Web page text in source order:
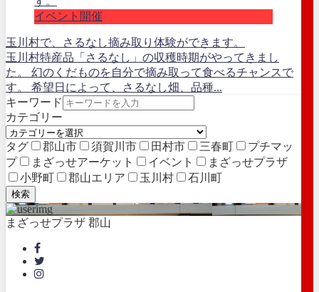
イベント開催
玉川村で、さるなし摘み取り体験ができます。
玉川村特産品「さるなし」の収穫時期がやってきまし
た。 幻のくだものを自分で摘み取って食べるチャンスで
す。 希望日によって、さるなし畑、品種...
キーワード
カテゴリー
タグ 郡山市 須賀川市 田村市 三春町
プチマッ
プ
まざっせアーケット イベント
まざっせプラザ
小野町
郡山エリア 玉川村 石川町
検索
まざっせプラザ 郡山